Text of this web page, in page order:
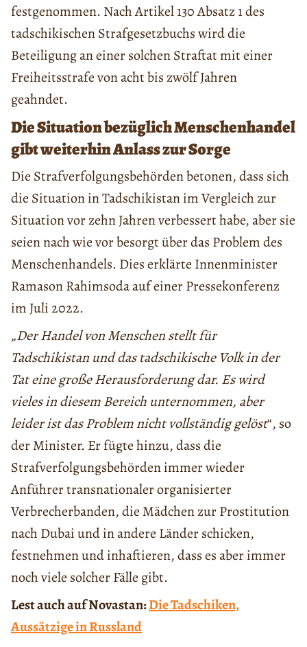
festgenommen. Nach Artikel 130 Absatz 1 des
tadschikischen Strafgesetzbuchs wird die
Beteiligung an einer solchen Straftat mit einer
Freiheitsstrafe von acht bis zwölf Jahren
geahndet.
Die Situation bezüglich Menschenhandel
gibt weiterhin Anlass zur Sorge
Die Strafverfolgungsbehörden betonen, dass sich
die Situation in Tadschikistan im Vergleich zur
Situation vor zehn Jahren verbessert habe, aber sie
seien nach wie vor besorgt über das Problem des
Menschenhandels. Dies erklärte Innenminister
Ramason Rahimsoda auf einer Pressekonferenz
im Juli 2022.
„Der Handel von Menschen stellt für
Tadschikistan und das tadschikische Volk in der
Tat eine große Herausforderung dar. Es wird
vieles in diesem Bereich unternommen, aber
leider ist das Problem nicht vollständig gelöst“, so
der Minister. Er fügte hinzu, dass die
Strafverfolgungsbehörden immer wieder
Anführer transnationaler organisierter
Verbrecherbanden, die Mädchen zur Prostitution
nach Dubai und in andere Länder schicken,
festnehmen und inhaftieren, dass es aber immer
noch viele solcher Fälle gibt.
Lest auch auf Novastan:Die Tadschiken,
Aussätzige in Russland